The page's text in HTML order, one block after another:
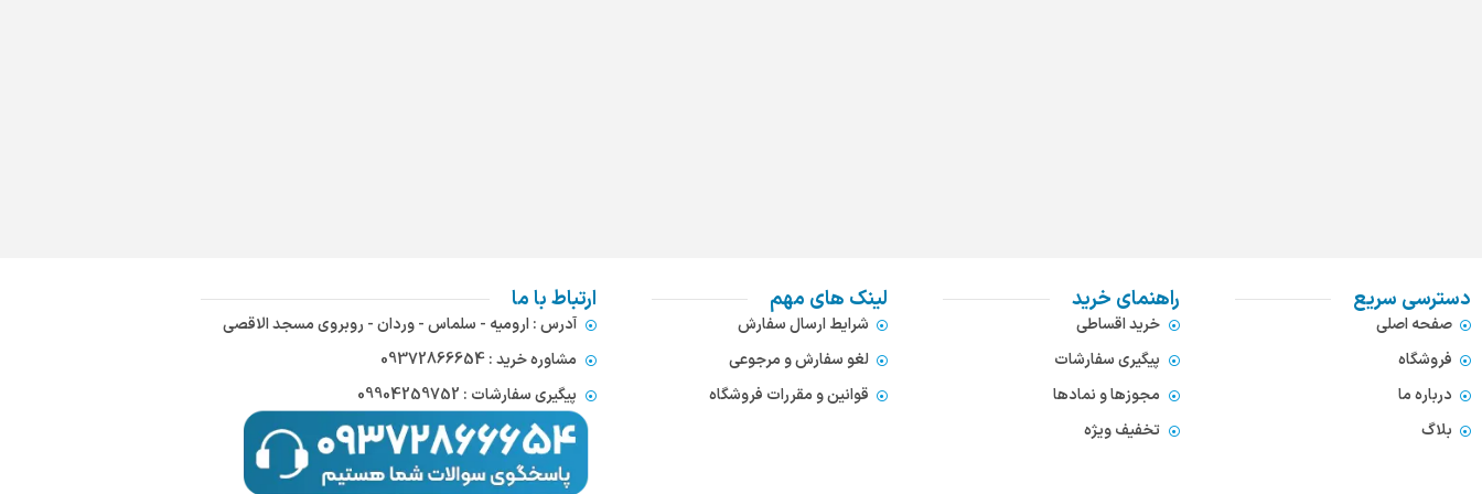
دسترسی سریع
صفحه اصلی
فروشگاه
درباره ما
بلاگ
راهنمای خرید
خرید اقساطی
پیگیری سفارشات
مجوزها و نمادها
تخفیف ویژه
لینک های مهم
شرایط ارسال سفارش
لغو سفارش و مرجوعی
قوانین و مقررات فروشگاه
ارتباط با ما
آدرس : ارومیه - سلماس - وردان - روبروی مسجد الاقصی
مشاوره خرید : 09372866654
پیگیری سفارشات : 09904259752